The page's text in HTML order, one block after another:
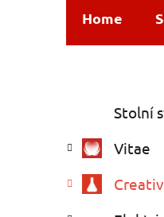
Home
d
b
categories
e
o
Stolní
Vitae